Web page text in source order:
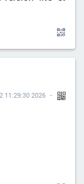
11:29:30 2026